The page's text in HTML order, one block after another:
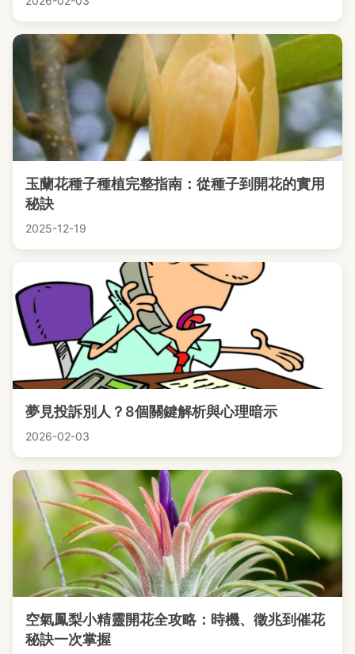
玉蘭花種子種植完整指南：從種子到開花的實用
秘訣
2025-12-19
夢見投訴別人？8個關鍵解析與心理暗示
2026-02-03
空氣鳳梨小精靈開花全攻略：時機、徵兆到催花
秘訣一次掌握